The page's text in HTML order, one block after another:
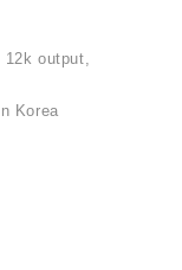
12k output,
Korea